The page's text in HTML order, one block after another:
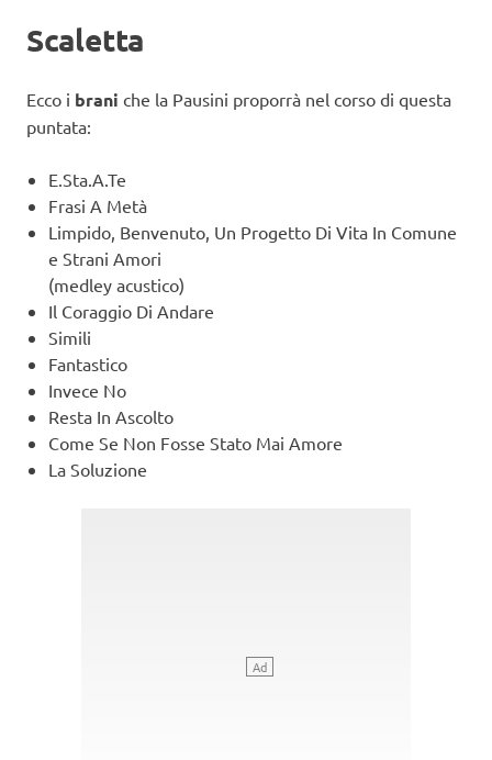
Scaletta
Ecco i brani che la Pausini proporrà nel corso di questa
puntata:
E.Sta.A.Te
Frasi A Metà
Limpido, Benvenuto, Un Progetto Di Vita In Comune
e Strani Amori
(medley acustico)
Il Coraggio Di Andare
Simili
Fantastico
Invece No
Resta In Ascolto
Come Se Non Fosse Stato Mai Amore
La Soluzione